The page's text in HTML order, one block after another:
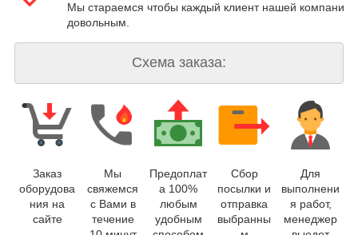
Мы стараемся чтобы каждый клиент нашей компании
довольным.
Схема заказа:
Заказ
оборудова
ния на
сайте
Мы
свяжемся
с Вами в
течение
Предоплат
а 100%
любым
удобным
Сбор
посылки и
отправка
выбранны
Для
выполнени
я работ,
менеджер